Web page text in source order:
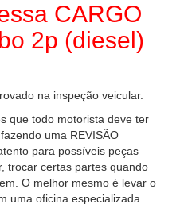
CARGO
2p (diesel)
na inspeção veicular.
que todo motorista deve ter
uma REVISÃO
para possíveis peças
trocar certas partes quando
O melhor mesmo é levar o
uma oficina especializada.